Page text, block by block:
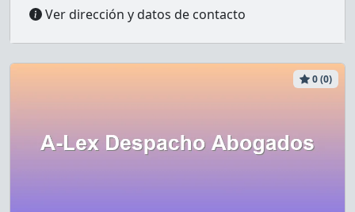
Ver dirección y datos de contacto
0 (0)